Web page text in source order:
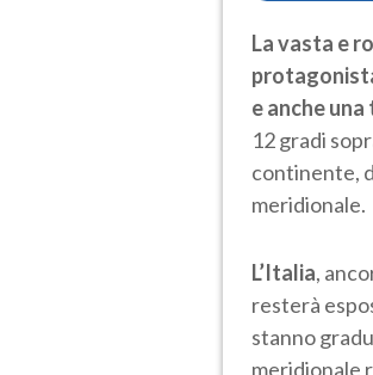
La vasta e
e anche
12 gradi
continente,
meridionale.
L’Italia,
resterà
stanno
meridionale